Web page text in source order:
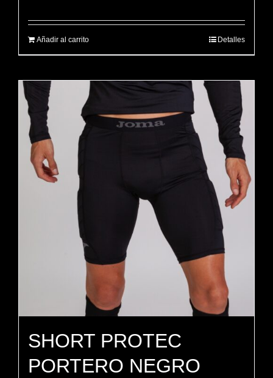
Añadir al carrito Detalles
SHORT PROTEC
PORTERO NEGRO